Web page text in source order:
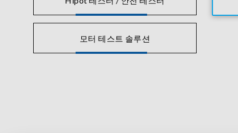
모터 테스트 솔루션